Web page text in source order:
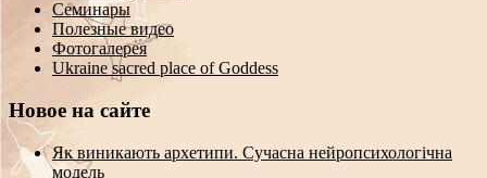
Семинары
Полезные видео
Фотогалерея
Ukraine sacred place of Goddess
Новое на сайте
Як виникають архетипи. Сучасна нейропсихологічна
модель